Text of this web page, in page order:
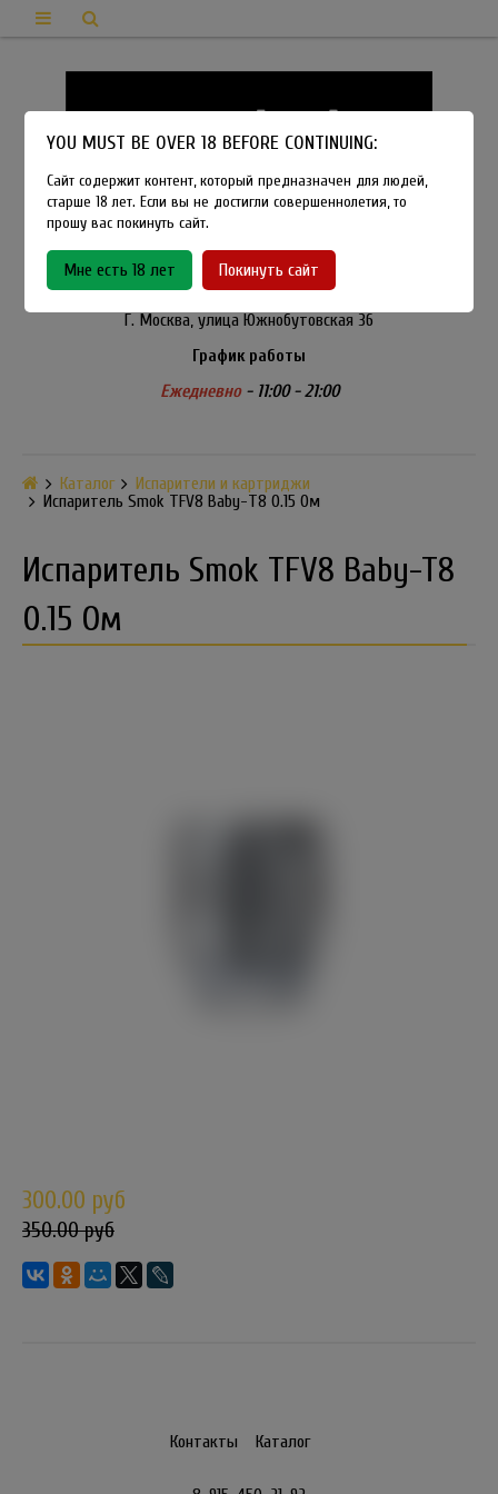
8-915-450-21-92
Розничный магазин Method Vapeshop
Г. Москва, улица Южнобутовская 36
График работы
Ежедневно- 11:00 - 21:00
Каталог
Испарители и картриджи
Испаритель Smok TFV8 Baby-T8 0.15 Ом
Испаритель Smok TFV8 Baby-T8
0.15 Ом
300.00 руб
350.00 руб
Контакты Каталог
YOU MUST BE OVER 18 BEFORE CONTINUING:
Сайт содержит контент, который предназначен для людей,
старше 18 лет. Если вы не достигли совершеннолетия, то
прошу вас покинуть сайт.
Мне есть 18 лет Покинуть сайт